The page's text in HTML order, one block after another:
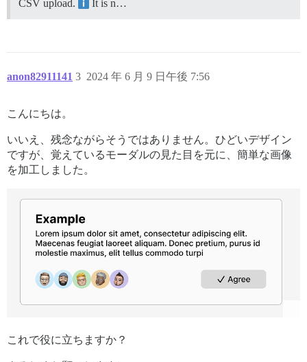
CSV upload.
It is n…
anon82911141 2024 年 6 月 9 日午後 7:56
3
こんにちは。
いいえ、残念ながらそうではありません。ひどいデザイン
ですが、覚えているモーダルの見た目を元に、簡単な画像
を加工しました。
これで役に立ちますか？